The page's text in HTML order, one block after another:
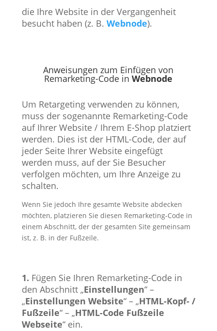
die Ihre Website in der Vergangenheit
besucht haben (z. B. Webnode).
Anweisungen zum Einfügen von
Remarketing-Code inWebnode
Um Retargeting verwenden zu können,
muss der sogenannte Remarketing-Code
auf Ihrer Website / Ihrem E-Shop platziert
werden. Dies ist der HTML-Code, der auf
jeder Seite Ihrer Website eingefügt
werden muss, auf der Sie Besucher
verfolgen möchten, um Ihre Anzeige zu
schalten.
Wenn Sie jedoch Ihre gesamte Website abdecken
möchten, platzieren Sie diesen Remarketing-Code in
einem Abschnitt, der der gesamten Site gemeinsam
ist, z. B. in der Fußzeile.
1. Fügen Sie Ihren Remarketing-Code in
den Abschnitt „Einstellungen“ –
„Einstellungen Website“ – „HTML-Kopf- /
Fußzeile“ – „HTML-Code Fußzeile
Webseite“ ein.